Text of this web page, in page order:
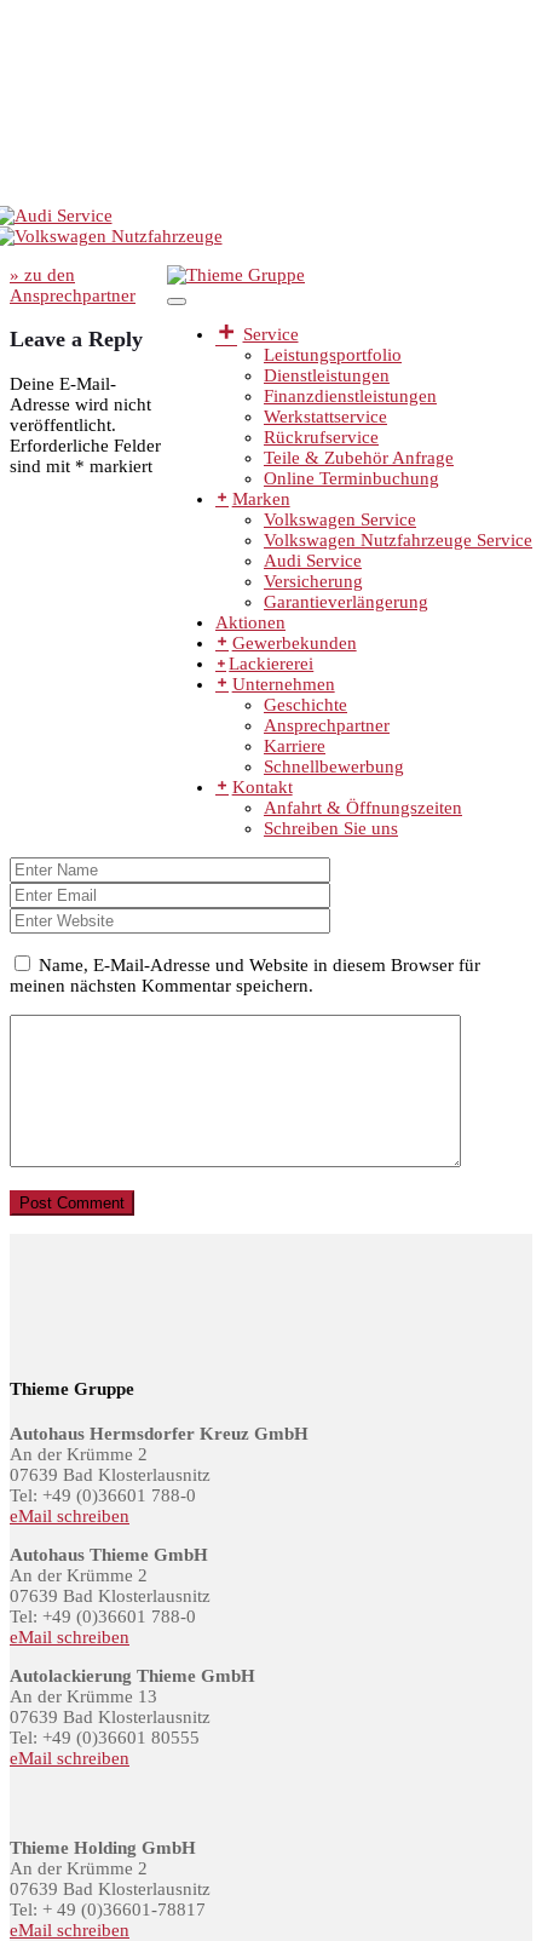
Service
Leistungsportfolio
Dienstleistungen
Finanzdienstleistungen
Werkstattservice
Rückrufservice
Teile & Zubehör Anfrage
Online Terminbuchung
Marken
Volkswagen Service
Volkswagen Nutzfahrzeuge Service
Audi Service
Versicherung
Garantieverlängerung
Aktionen
Gewerbekunden
Lackiererei
Unternehmen
Geschichte
Ansprechpartner
Karriere
Schnellbewerbung
Kontakt
Anfahrt & Öffnungszeiten
Schreiben Sie uns
» zu den
Ansprechpartner
Leave a Reply
Deine E-Mail-
Adresse wird nicht
veröffentlicht.
Erforderliche Felder
sind mit * markiert
Name, E-Mail-Adresse und Website in diesem Browser für
meinen nächsten Kommentar speichern.
Thieme Gruppe
Autohaus Hermsdorfer Kreuz GmbH
An der Krümme 2
07639 Bad Klosterlausnitz
Tel: +49 (0)36601 788-0
eMail schreiben
Autohaus Thieme GmbH
An der Krümme 2
07639 Bad Klosterlausnitz
Tel: +49 (0)36601 788-0
eMail schreiben
Autolackierung Thieme GmbH
An der Krümme 13
07639 Bad Klosterlausnitz
Tel: +49 (0)36601 80555
eMail schreiben
Thieme Holding GmbH
An der Krümme 2
07639 Bad Klosterlausnitz
Tel: + 49 (0)36601-78817
eMail schreiben